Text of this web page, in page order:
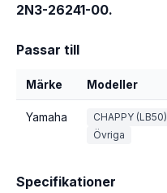
2N3-26241-00.
Passar till
Märke Modeller
Yamaha CHAPPY (LB50)
Övriga
Specifikationer